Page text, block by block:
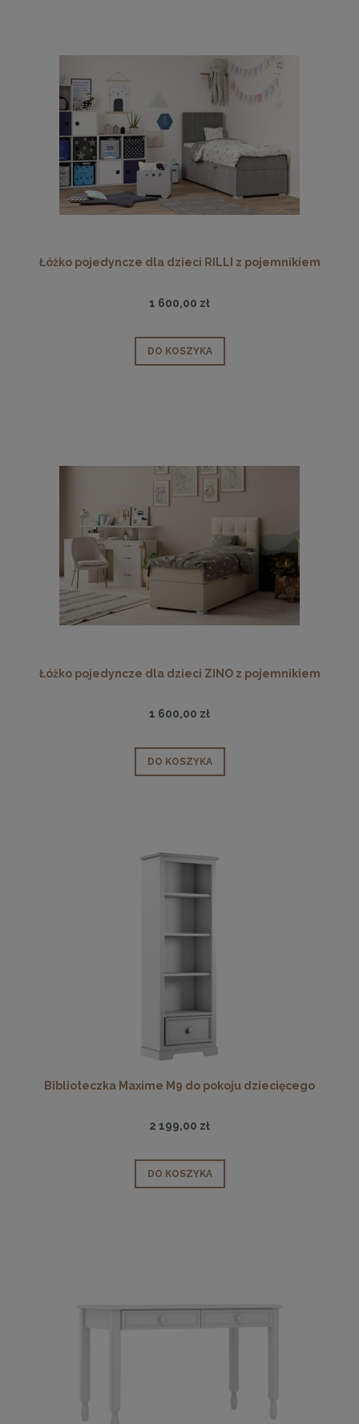
Łóżko pojedyncze dla dzieci RILLI z pojemnikiem
1 600,00 zł
DO KOSZYKA
Łóżko pojedyncze dla dzieci ZINO z pojemnikiem
1 600,00 zł
DO KOSZYKA
Biblioteczka Maxime M9 do pokoju dziecięcego
2 199,00 zł
DO KOSZYKA